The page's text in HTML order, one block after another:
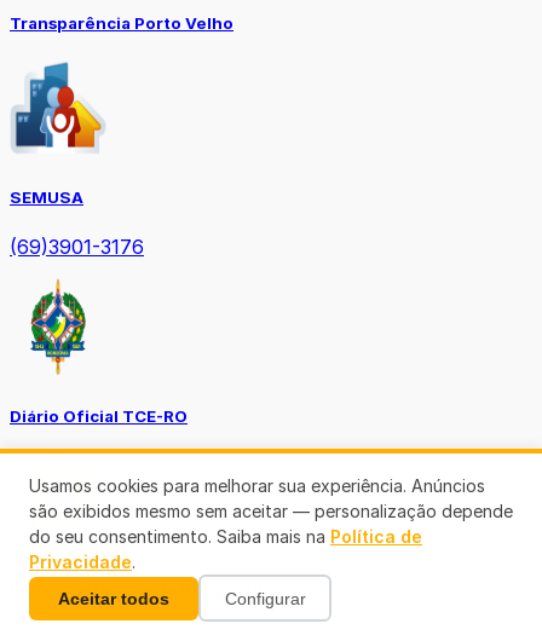
Transparência Porto Velho
SEMUSA
(69)3901-3176
Diário Oficial TCE-RO
Diário Prefeitura de Porto Velho
Usamos cookies para melhorar sua experiência. Anúncios
são exibidos mesmo sem aceitar — personalização depende
do seu consentimento. Saiba mais na Política de
Privacidade.
Aceitar todos Configurar